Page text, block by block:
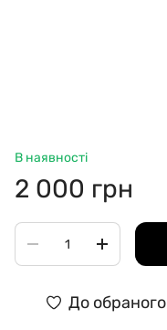
В наявності
2 000 грн
До обраного